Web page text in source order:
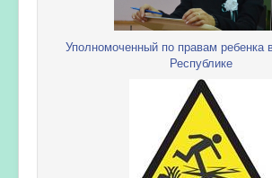
Уполномоченный по правам ребенка
Республике